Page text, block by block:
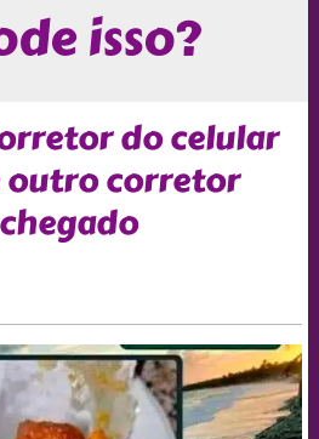
isso?
do celular
outro corretor